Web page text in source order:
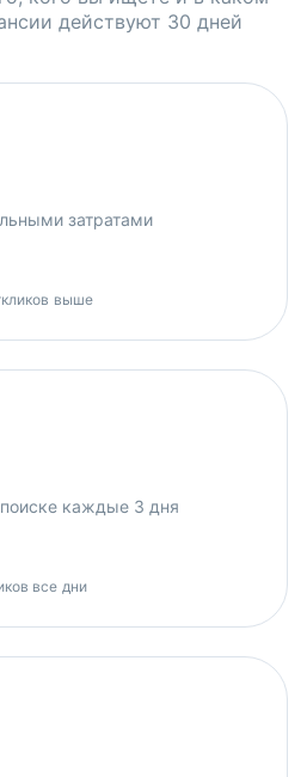
действуют 30 дней
затратами
выше
каждые 3 дня
все дни